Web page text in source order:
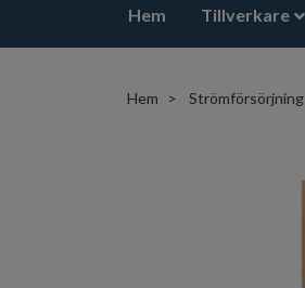
Hem Tillverkare
Hem Strömförsörjning